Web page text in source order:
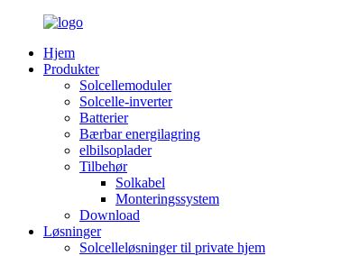
Hjem
Produkter
Solcellemoduler
Solcelle-inverter
Batterier
Bærbar energilagring
elbilsoplader
Tilbehør
Solkabel
Monteringssystem
Download
Løsninger
Solcelleløsninger til private hjem